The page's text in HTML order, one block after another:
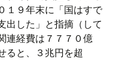
１９年末に「国はすで
出した」と指摘（して
連経費は７７７０億
ると、３兆円を超